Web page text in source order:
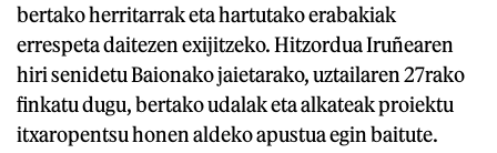
bertako herritarrak eta hartutako erabakiak
errespeta daitezen exijitzeko. Hitzordua Iruñearen
hiri senidetu Baionako jaietarako, uztailaren 27rako
finkatu dugu, bertako udalak eta alkateak proiektu
itxaropentsu honen aldeko apustua egin baitute.